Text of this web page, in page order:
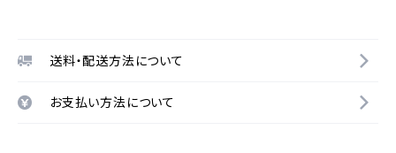
送料・配送方法について
お支払い方法について